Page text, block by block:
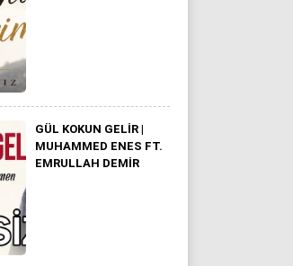
GÜL KOKUN GELIR |
MUHAMMED ENES FT.
EMRULLAH DEMIR